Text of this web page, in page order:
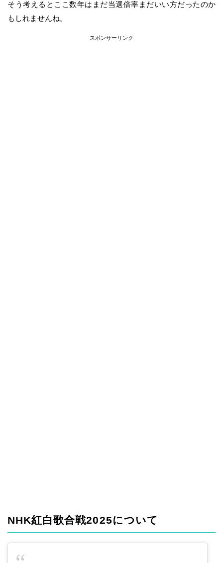
そう考えるとここ数年はまだ当選倍率まだいい方だったのか
もしれませんね。
スポンサーリンク
NHK紅白歌合戦2025について